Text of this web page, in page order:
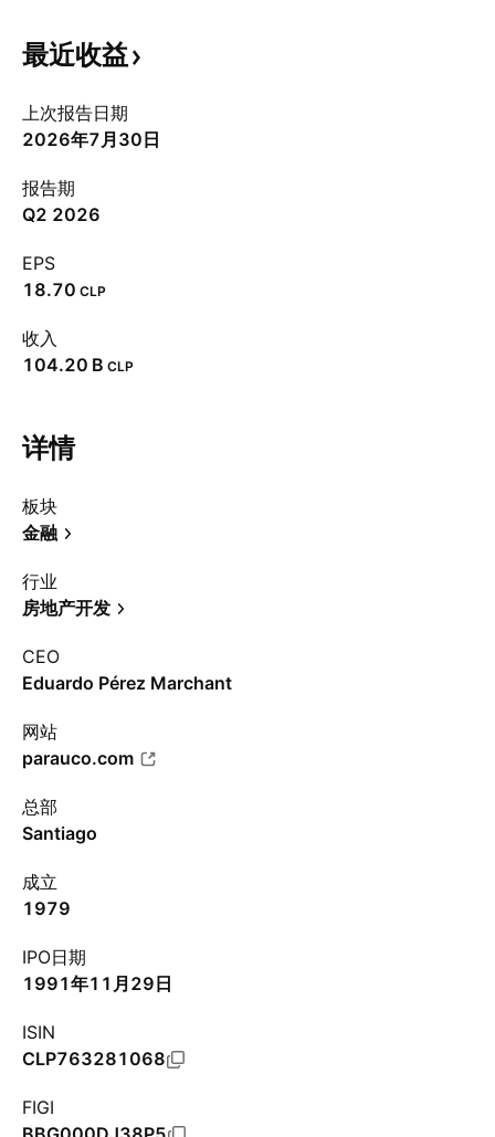
最近收益
上次报告日期
2026年7月30日
报告期
Q2 2026
EPS
18.70 CLP
收入
‪104.20 B‬ CLP
详情
板块
金融
行业
房地产开发
CEO
Eduardo Pérez Marchant
网站
parauco.com
总部
Santiago
成立
1979
IPO日期
1991年11月29日
ISIN
CLP763281068
FIGI